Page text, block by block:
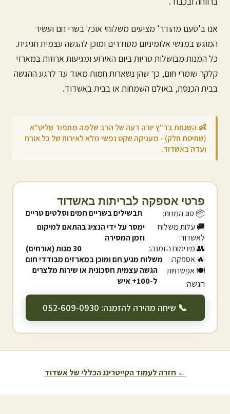
אנו ב'טעם מהודר' מציעים משלוחי אוכל בשרי חם ועשיר
המוגש במגשי אלומיניום מסודרים ומוכן להגשה עצמית חגיגית.
כל המנות מבושלות טריות ביום האירוע ומגיעות ארוזות במארזי
קלקר שומרי חום, כך שהן נשארות חמות מאוד עד לרגע ההגשה
בבית הכנסת, באולם השמחות או בבית באשדוד.
👶 השגחת בד"ץ יורה דעה של הרב שלמה מחפוד שליט"א
(שחיטת חלק) - מעניקה שקט נפשי מלא לאירוח של כל אורח
ועדה באשדוד.
פרטי אספקה לבריתות באשדוד
📦 סוג המנות:
תבשילים בשריים חמים וסלטים טריים
🚚 עלות משלוח
לאשדוד:
ימסר על ידי הנציג בהתאם למיקום
וזמן המסירה
👥 מינימום הזמנה:
30 מנות (אורחים)
🔥 אספקה:
משלוח מגיע חם ומוכן במארזים מבודדי חום
🍽️ אפשרויות
הגשה:
הגשה עצמית חסכונית או שירות מלצרים
ל-100+ איש
📞 שיחה מהירה להזמנה: 052-609-0930
← חזרה לעמוד הקייטרינג הכללי שלאשדוד